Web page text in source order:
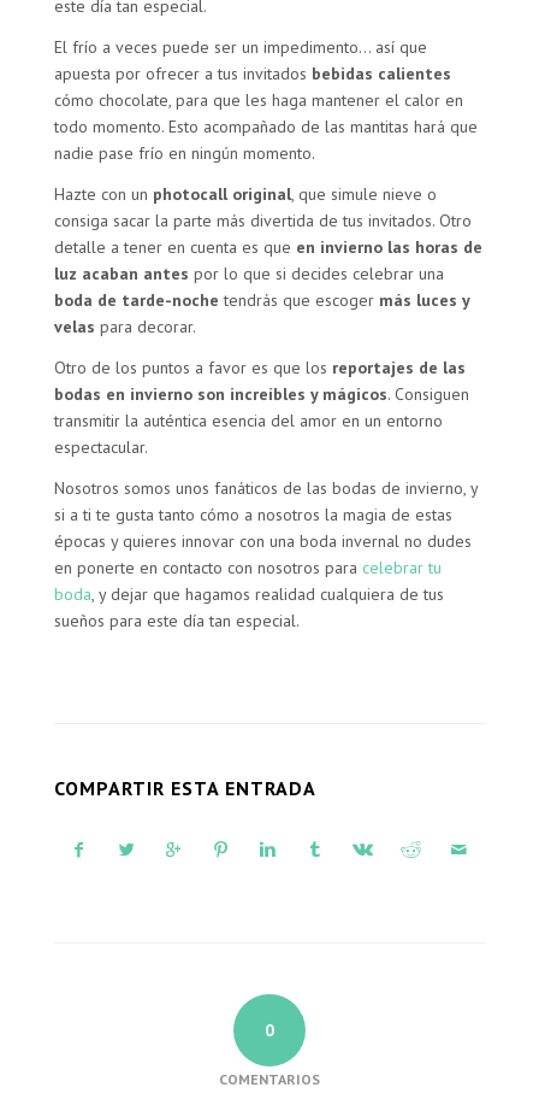
este día tan especial.
El frío a veces puede ser un impedimento… así que
apuesta por ofrecer a tus invitados bebidas calientes
cómo chocolate, para que les haga mantener el calor en
todo momento. Esto acompañado de las mantitas hará que
nadie pase frío en ningún momento.
Hazte con un photocall original, que simule nieve o
consiga sacar la parte más divertida de tus invitados. Otro
detalle a tener en cuenta es que en invierno las horas de
luz acaban antes por lo que si decides celebrar una
boda de tarde-noche tendrás que escoger más luces y
velas para decorar.
Otro de los puntos a favor es que los reportajes de las
bodas en invierno son increíbles y mágicos. Consiguen
transmitir la auténtica esencia del amor en un entorno
espectacular.
Nosotros somos unos fanáticos de las bodas de invierno, y
si a ti te gusta tanto cómo a nosotros la magia de estas
épocas y quieres innovar con una boda invernal no dudes
en ponerte en contacto con nosotros para celebrar tu
boda, y dejar que hagamos realidad cualquiera de tus
sueños para este día tan especial.
COMPARTIR ESTA ENTRADA
0
COMENTARIOS